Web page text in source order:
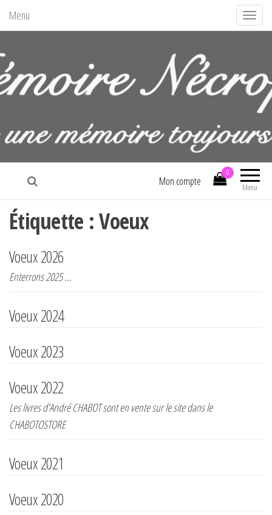
Menu
A
f
c
r
m
a
La mémoire nécropolitaine
Menu
0
Mon compte
Étiquette :Voeux
Voeux 2026
Enterrons 2025 …
Voeux 2024
Voeux 2023
Voeux 2022
Les livres d’André CHABOT sont en vente sur le site dans le
CHABOTOSTORE
Voeux 2021
Voeux 2020